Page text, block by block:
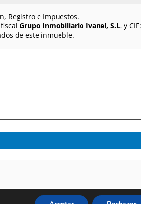
Registro e Impuestos.
Grupo Inmobiliario Ivanel, S.L.y CIF:
de este inmueble.